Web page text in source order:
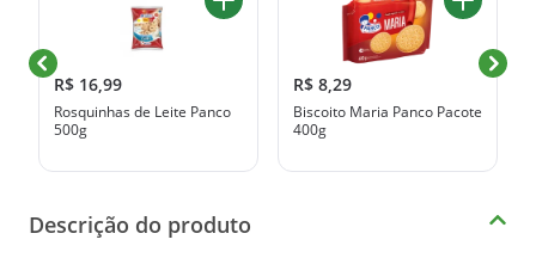
R$ 16,99
Rosquinhas de Leite Panco
500g
R$ 8,29
Biscoito Maria Panco Pacote
400g
Descrição do produto